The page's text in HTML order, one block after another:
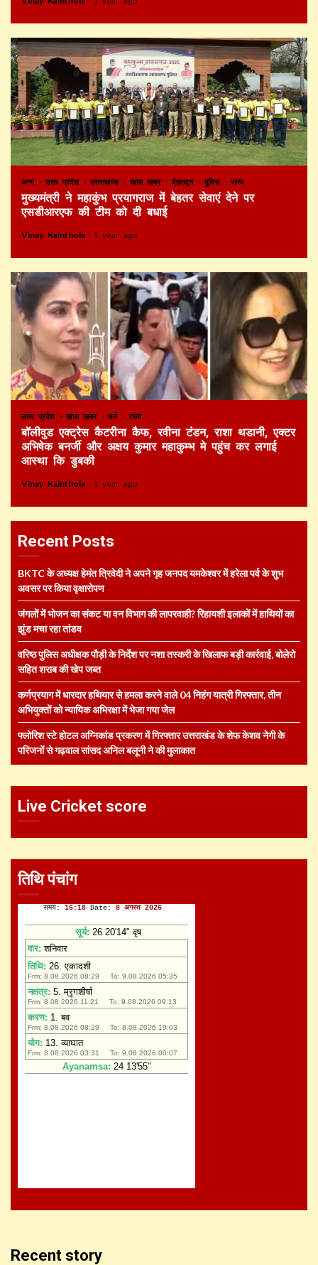
अन्य उत्तर प्रदेश उत्तराखण्ड खास खबर देहरादून पुलिस राज्य
मुख्यमंत्री ने महाकुंभ प्रयागराज में बेहतर सेवाएं देने पर
एसडीआरएफ की टीम को दी बधाई
Vinay Kainthola 1 year ago
उत्तर प्रदेश खास खबर धर्म राज्य
बॉलीवुड एक्ट्रेस कैटरीना कैफ, रवीना टंडन, राशा थडानी, एक्टर
अभिषेक बनर्जी और अक्षय कुमार महाकुम्भ मे पहुंच कर लगाई
आस्था कि डुबकी
Vinay Kainthola 1 year ago
Recent Posts
BKTC के अध्यक्ष हेमंत त्रिवेदी ने अपने गृह जनपद यमकेश्वर में हरेला पर्व के शुभ
अवसर पर किया वृक्षारोपण
जंगलों में भोजन का संकट या वन विभाग की लापरवाही? रिहायशी इलाकों में हाथियों का
झुंड मचा रहा तांडव
वरिष्ठ पुलिस अधीक्षक पौड़ी के निर्देश पर नशा तस्करी के खिलाफ बड़ी कार्रवाई, बोलेरो
सहित शराब की खेप जब्त
कर्णप्रयाग में धारदार हथियार से हमला करने वाले 04 निहंग यात्री गिरफ्तार, तीन
अभियुक्तों को न्यायिक अभिरक्षा में भेजा गया जेल
फ्लोरिश स्टे होटल अग्निकांड प्रकरण में गिरफ्तार उत्तराखंड के शेफ केशव नेगी के
परिजनों से गढ़वाल सांसद अनिल बलूनी ने की मुलाकात
Live Cricket score
तिथि पंचांग
Recent story